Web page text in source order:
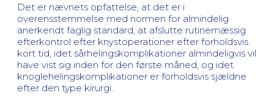
Det er nævnets opfattelse, at det er i
overensstemmelse med normen for almindelig
anerkendt faglig standard, at afslutte rutinemæssig
efterkontrol efter knystoperationer efter forholdsvis
kort tid, idet sårhelingskomplikationer almindeligvis vil
have vist sig inden for den første måned, og idet
knoglehelingskomplikationer er forholdsvis sjældne
efter den type kirurgi.